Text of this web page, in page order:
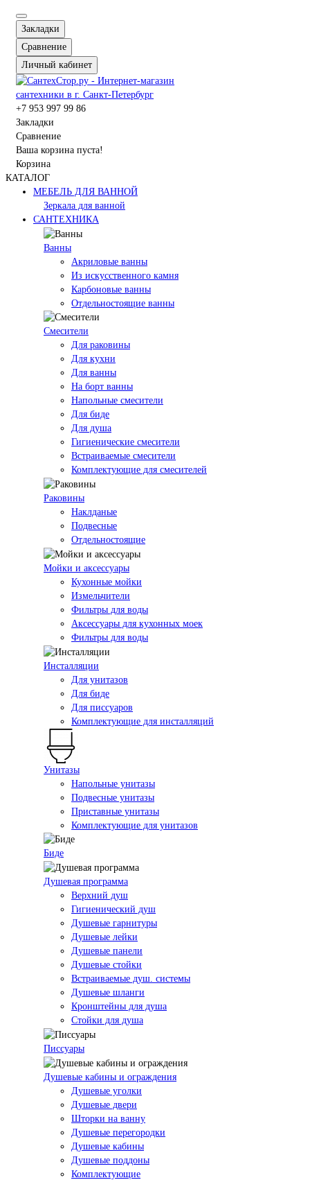
Закладки
Сравнение
Личный кабинет
+7 953 997 99 86
Закладки
Сравнение
Ваша корзина пуста!
Корзина
КАТАЛОГ
МЕБЕЛЬ ДЛЯ ВАННОЙ
Зеркала для ванной
САНТЕХНИКА
Ванны
Акриловые ванны
Из искусственного камня
Карбоновые ванны
Отдельностоящие ванны
Смесители
Для раковины
Для кухни
Для ванны
На борт ванны
Напольные смесители
Для биде
Для душа
Гигиенические смесители
Встраиваемые смесители
Комплектующие для смесителей
Раковины
Наклданые
Подвесные
Отдельностоящие
Мойки и аксессуары
Кухонные мойки
Измельчители
Фильтры для воды
Аксессуары для кухонных моек
Фильтры для воды
Инсталляции
Для унитазов
Для биде
Для писсуаров
Комплектующие для инсталляций
Унитазы
Напольные унитазы
Подвесные унитазы
Приставные унитазы
Комплектующие для унитазов
Биде
Душевая программа
Верхний душ
Гигиенический душ
Душевые гарнитуры
Душевые лейки
Душевые панели
Душевые стойки
Встраиваемые душ. системы
Душевые шланги
Кронштейны для душа
Стойки для душа
Писсуары
Душевые кабины и ограждения
Душевые уголки
Душевые двери
Шторки на ванну
Душевые перегородки
Душевые кабины
Душевые поддоны
Комплектующие